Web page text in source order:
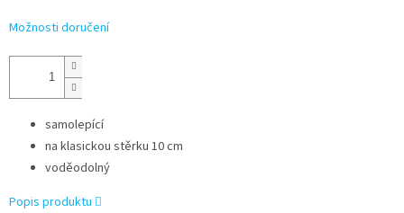
Možnosti doručení
samolepící
na klasickou stěrku 10 cm
voděodolný
Popis produktu